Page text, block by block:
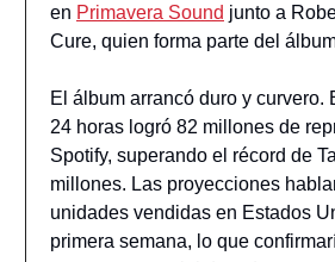
en Primavera Sound junto a
Cure, quien forma parte del
El álbum arrancó duro y curvero.
24 horas logró 82 millones de
Spotify, superando el récord de
millones. Las proyecciones
unidades vendidas en Estados
primera semana, lo que